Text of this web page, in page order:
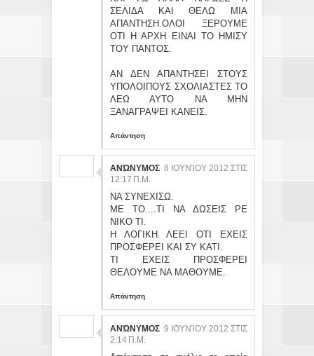
ΣΕΛΙΔΑ ΚΑΙ ΘΕΛΩ ΜΙΑ
ΑΠΑΝΤΗΣΗ.ΟΛΟΙ ΞΕΡΟΥΜΕ
ΟΤΙ Η ΑΡΧΗ ΕΙΝΑΙ ΤΟ ΗΜΙΣΥ
ΤΟΥ ΠΑΝΤΟΣ.
ΑΝ ΔΕΝ ΑΠΑΝΤΗΣΕΙ ΣΤΟΥΣ
ΥΠΟΛΟΙΠΟΥΣ ΣΧΟΛΙΑΣΤΕΣ ΤΟ
ΛΕΩ ΑΥΤΟ ΝΑ ΜΗΝ
ΞΑΝΑΓΡΑΨΕΙ ΚΑΝΕΙΣ.
Απάντηση
ΑΝΏΝΥΜΟΣ 8 ΙΟΥΝΊΟΥ 2012 ΣΤΙΣ
12:17 Π.Μ.
ΝΑ ΣΥΝΕΧΙΣΩ.
ΜΕ ΤΟ....ΤΙ ΝΑ ΔΩΣΕΙΣ ΡΕ
ΝΙΚΟ ΤΙ.
Η ΛΟΓΙΚΗ ΛΕΕΙ ΟΤΙ ΕΧΕΙΣ
ΠΡΟΣΦΕΡΕΙ ΚΑΙ ΣΥ ΚΑΤΙ.
ΤΙ ΕΧΕΙΣ ΠΡΟΣΦΕΡΕΙ
ΘΕΛΟΥΜΕ ΝΑ ΜΑΘΟΥΜΕ.
Απάντηση
ΑΝΏΝΥΜΟΣ 9 ΙΟΥΝΊΟΥ 2012 ΣΤΙΣ
2:14 Π.Μ.